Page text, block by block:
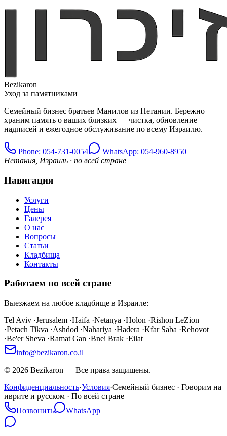
Bezikaron
Уход за памятниками
Семейный бизнес братьев Манилов из Нетании. Бережно
храним память о ваших близких — чистка, обновление
надписей и ежегодное обслуживание по всему Израилю.
Phone: 054-731-0054
WhatsApp: 054-960-8950
Нетания, Израиль · по всей стране
Навигация
Услуги
Цены
Галерея
О нас
Вопросы
Статьи
Кладбища
Контакты
Работаем по всей стране
Выезжаем на любое кладбище в Израиле:
Tel Aviv ·Jerusalem ·Haifa ·Netanya ·Holon ·Rishon LeZion
·Petach Tikva ·Ashdod ·Nahariya ·Hadera ·Kfar Saba ·Rehovot
·Be'er Sheva ·Ramat Gan ·Bnei Brak ·Eilat
info@bezikaron.co.il
© 2026 Bezikaron — Все права защищены.
Конфиденциальность·Условия·Семейный бизнес · Говорим на
иврите и русском · По всей стране
Позвонить
WhatsApp